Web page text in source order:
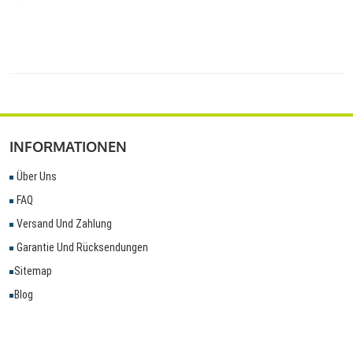
INFORMATIONEN
Über Uns
FAQ
Versand Und Zahlung
Garantie Und Rücksendungen
Sitemap
Blog